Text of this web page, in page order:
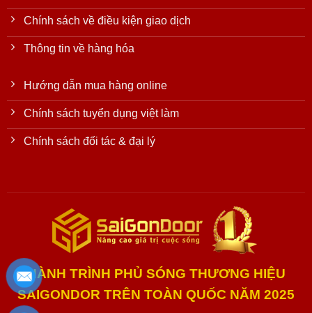
Chính sách về điều kiện giao dịch
Thông tin về hàng hóa
Hướng dẫn mua hàng online
Chính sách tuyển dụng việt làm
Chính sách đối tác & đại lý
HÀNH TRÌNH PHỦ SÓNG THƯƠNG HIỆU
SAIGONDOR TRÊN TOÀN QUỐC NĂM 2025